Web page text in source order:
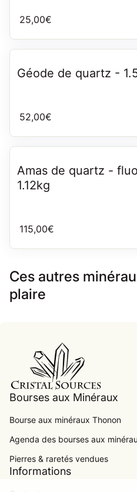
Prix normal
25,00€
Géode de quartz -
Prix normal
52,00€
Amas de quartz -
1.12kg
Prix normal
115,00€
Ces autres
plaire
Bourses aux Minéraux
Bourse aux minéraux Thonon
Agenda des bourses aux
Pierres & raretés vendues
Informations